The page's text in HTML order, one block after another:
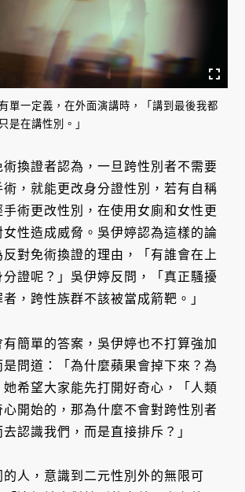
單一定義，在外面演講時，「講到最後我都
是在講性別。」
術換證者認為，一旦跨性別者不需要
，就能更改身分證性別，若有自稱
術更改性別，在使用女廁和女性更
性造成威脅。吳伊婷認為這樣的論
對免術換證的理由，「有誰會在上
分證呢？」吳伊婷反問，「真正騷擾
，跨性族群不該被當成箭靶。」
簡單的答案，吳伊婷也不打算強加
是問道：「為什麼蘋果會掉下來？為
希望大家能先打開好奇心，「人類
心開始的，那為什麼不會對跨性別者
認識我們，而是直接排斥？」
人，意識到二元性別外的無限可